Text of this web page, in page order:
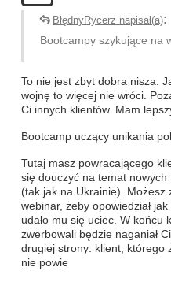
BłędnyRycerz napisał(a):
Bootcampy szykujące na
To nie jest zbyt dobra nisza.
wojnę to więcej nie wróci.
Ci innych klientów. Mam
Bootcamp uczący unikania
Tutaj masz powracającego
się douczyć na temat nowych
(tak jak na Ukrainie). Możesz
webinar, żeby opowiedział
udało mu się uciec. W końcu
zwerbowali będzie naganiał
drugiej strony: klient, którego
nie powie